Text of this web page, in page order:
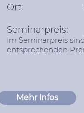
Seminarpreis:
Im Seminarpreis
entsprechenden
Ort:
Mehr Infos